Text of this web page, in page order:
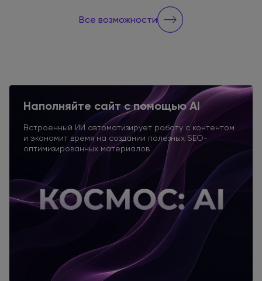
Все возможности
Наполняйте сайтс помощью AI
Встроенный ИИ автоматизирует работу с контентом
и экономит времяна создании полезных SEO-
оптимизированных материалов